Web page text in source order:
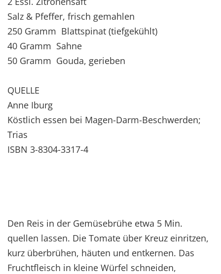
Salz & Pfeffer, frisch gemahlen
250 Gramm Blattspinat (tiefgekühlt)
40 Gramm Sahne
50 Gramm Gouda, gerieben
QUELLE
Anne Iburg
Köstlich essen bei Magen-Darm-Beschwerden;
Trias
ISBN 3-8304-3317-4
Den Reis in der Gemüsebrühe etwa 5 Min.
quellen lassen. Die Tomate über Kreuz einritzen,
kurz überbrühen, häuten und entkernen. Das
Fruchtfleisch in kleine Würfel schneiden,